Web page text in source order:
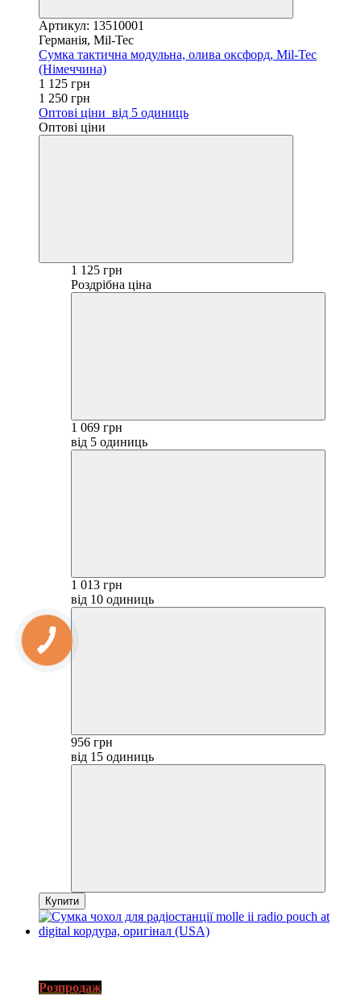
Артикул: 13510001
Германія, Mil-Tec
Сумка тактична модульна, олива оксфорд, Mil-Tec
(Німеччина)
1 125 грн
1 250 грн
Оптові ціни від 5 одиниць
Оптові ціни
1 125 грн
Роздрібна ціна
1 069 грн
від 5 одиниць
1 013 грн
від 10 одиниць
956 грн
від 15 одиниць
Купити
Розпродаж